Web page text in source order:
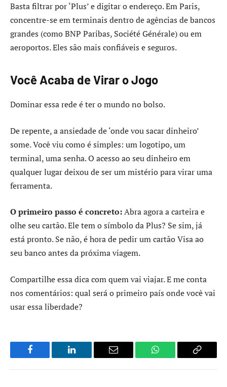
Basta filtrar por ‘Plus’ e digitar o endereço. Em Paris,
concentre-se em terminais dentro de agências de bancos
grandes (como BNP Paribas, Société Générale) ou em
aeroportos. Eles são mais confiáveis e seguros.
Você Acaba de Virar o Jogo
Dominar essa rede é ter o mundo no bolso.
De repente, a ansiedade de ‘onde vou sacar dinheiro’
some. Você viu como é simples: um logotipo, um
terminal, uma senha. O acesso ao seu dinheiro em
qualquer lugar deixou de ser um mistério para virar uma
ferramenta.
O primeiro passo é concreto:Abra agora a carteira e
olhe seu cartão. Ele tem o símbolo da Plus? Se sim, já
está pronto. Se não, é hora de pedir um cartão Visa ao
seu banco antes da próxima viagem.
Compartilhe essa dica com quem vai viajar. E me conta
nos comentários: qual será o primeiro país onde você vai
usar essa liberdade?
Facebook LinkedIn Email WhatsApp Copy